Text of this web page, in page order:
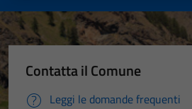
Contatta il Comune
Leggi le domande frequenti